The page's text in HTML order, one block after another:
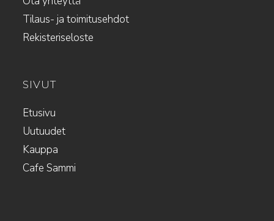
Tilaus- ja toimitusehdot
Rekisteriseloste
SIVUT
Etusivu
Uutuudet
Kauppa
Cafe Sammi